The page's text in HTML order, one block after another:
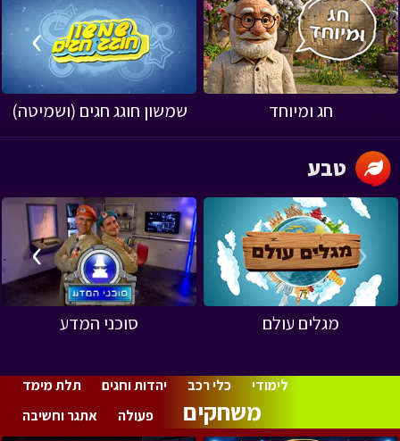
חג ומיוחד שמשון חוגג חגים (ושמיטה)
‹
›
מגלים עולם סוכני המדע
‹
›
תלת מימד יהדות וחגים כלי רכב
לימודי
אתגר וחשיבה
פעולה משחקים